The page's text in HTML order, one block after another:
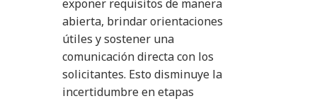
exponer requisitos de manera
abierta, brindar orientaciones
útiles y sostener una
comunicación directa con los
solicitantes. Esto disminuye la
incertidumbre en etapas